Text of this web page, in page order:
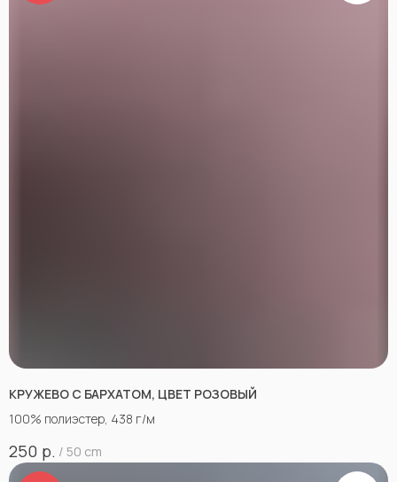
КРУЖЕВО С БАРХАТОМ, ЦВЕТ РОЗОВЫЙ
100% полиэстер, 438 г/м
250 р. / 50 cm